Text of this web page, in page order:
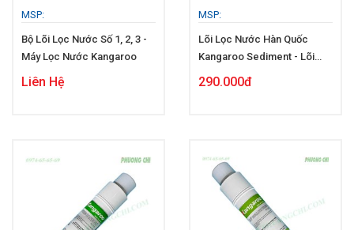
MSP:
Bộ Lõi Lọc Nước Số 1, 2, 3 -
Máy Lọc Nước Kangaroo
Liên Hệ
MSP:
Lõi Lọc Nước Hàn Quốc
Kangaroo Sediment - Lõi
Lọc Số 1
290.000đ